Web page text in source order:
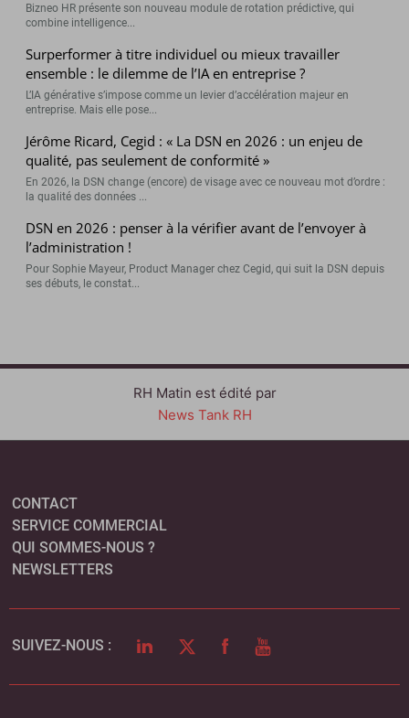
Bizneo HR présente son nouveau module de rotation prédictive, qui
combine intelligence...
Surperformer à titre individuel ou mieux travailler
ensemble : le dilemme de l’IA en entreprise ?
L’IA générative s’impose comme un levier d’accélération majeur en
entreprise. Mais elle pose...
Jérôme Ricard, Cegid : « La DSN en 2026 : un enjeu de
qualité, pas seulement de conformité »
En 2026, la DSN change (encore) de visage avec ce nouveau mot d’ordre :
la qualité des données ...
DSN en 2026 : penser à la vérifier avant de l’envoyer à
l’administration !
Pour Sophie Mayeur, Product Manager chez Cegid, qui suit la DSN depuis
ses débuts, le constat...
RH Matin est édité par
News Tank RH
CONTACT
SERVICE COMMERCIAL
QUI SOMMES-NOUS ?
NEWSLETTERS
SUIVEZ-NOUS : LINKEDINTWITTERFACEBOOK
YOUTUBE